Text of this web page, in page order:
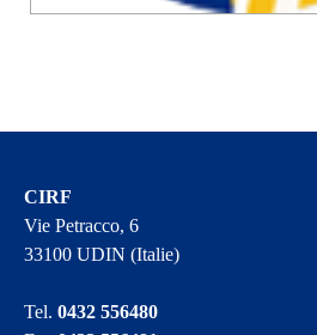
CIRF
Vie Petracco, 6
33100 UDIN (Italie)
Tel.0432 556480